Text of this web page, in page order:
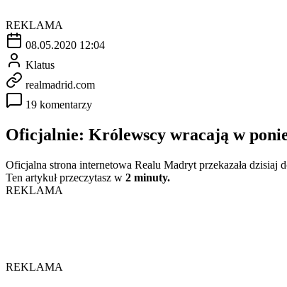
REKLAMA
08.05.2020 12:04
Klatus
realmadrid.com
19 komentarzy
Oficjalnie: Królewscy wracają w
Oficjalna strona internetowa Realu Madryt przekazała dzisiaj
Ten artykuł przeczytasz w 2 minuty.
REKLAMA
REKLAMA